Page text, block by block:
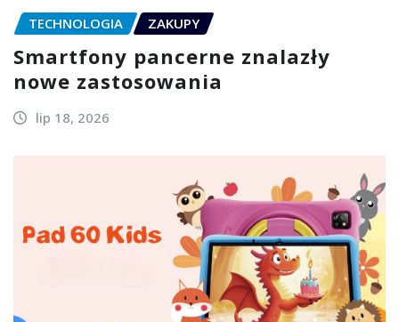
TECHNOLOGIA ZAKUPY
Smartfony pancerne znalazły
nowe zastosowania
lip 18, 2026